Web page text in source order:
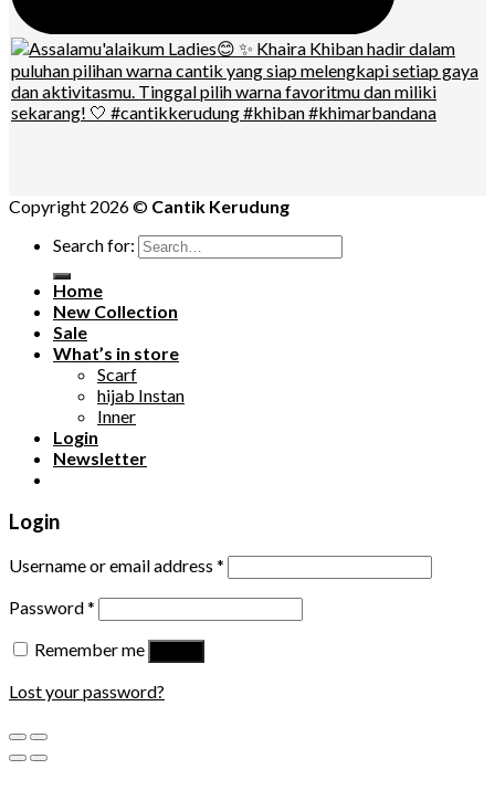
Copyright 2026 © Cantik Kerudung
Search for:
Home
New Collection
Sale
What’s in store
Scarf
hijab Instan
Inner
Login
Newsletter
Login
Username or email address *
Password*
Remember me
Lost your password?